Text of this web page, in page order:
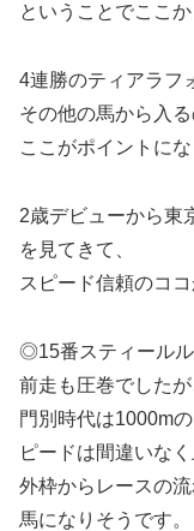
ということでここ
4連勝のティアラフ
その他の馬から入る
ここがポイントにな
2歳デビューから東
を見てきて、
スピード信頼のコ
◎15番スティールル
前走も圧巻でした
門別時代は1000m
ピードは間違いなく
外枠からレースの
馬になりそうです。